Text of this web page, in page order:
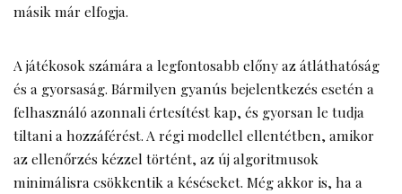
másik már elfogja.
A játékosok számára a legfontosabb előny az átláthatóság
és a gyorsaság. Bármilyen gyanús bejelentkezés esetén a
felhasználó azonnali értesítést kap, és gyorsan le tudja
tiltani a hozzáférést. A régi modellel ellentétben, amikor
az ellenőrzés kézzel történt, az új algoritmusok
minimálisra csökkentik a késéseket. Még akkor is, ha a